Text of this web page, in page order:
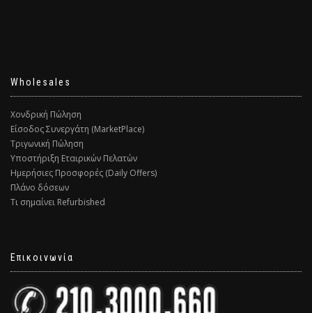
Wholesales
Χονδρική Πώληση
Είσοδος Συνεργάτη (MarketPlace)
Τριγωνική Πώληση
Υποστήριξη Εταιρικών Πελατών
Ημερήσιες Προσφορές (Daily Offers)
Πλάνο δόσεων
Τι σημαίνει Refurbished
Επικοινωνία